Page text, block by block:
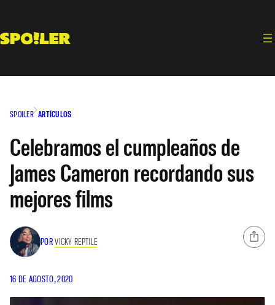
contenido
SPOILER ARTÍCULOS
Celebramos el cumpleaños de
James Cameron recordando sus
mejores films
PORVICKY REPTILE
16 DE AGOSTO, 2020